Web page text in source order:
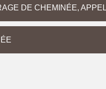
DE CHEMINÉE,